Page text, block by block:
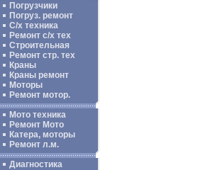
Погрузчики
Погруз. ремонт
С/х техника
Ремонт с/х тех
Строительная
Ремонт стр. тех
Краны
Краны ремонт
Моторы
Ремонт мотор.
Мото техника
Ремонт Мото
Катера, моторы
Ремонт л.м.
Диагностика